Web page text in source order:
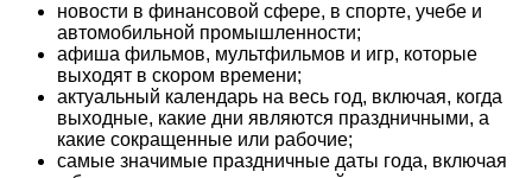
новости в финансовой сфере, в спорте, учебе и
автомобильной промышленности;
афиша фильмов, мультфильмов и игр, которые
выходят в скором времени;
актуальный календарь на весь год, включая, когда
выходные, какие дни являются праздничными, а
какие сокращенные или рабочие;
самые значимые праздничные даты года, включая